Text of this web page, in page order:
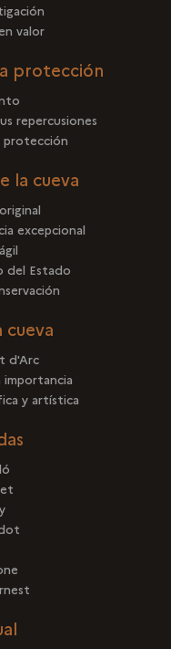
valor
protección
repercusiones
protección
la cueva
excepcional
del Estado
cueva
d'Arc
importancia
y artística